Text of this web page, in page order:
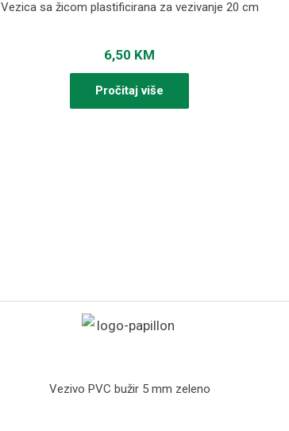
Vezica sa žicom plastificirana za vezivanje 20 cm
6,50 KM
Pročitaj više
Vezivo PVC bužir 5 mm zeleno